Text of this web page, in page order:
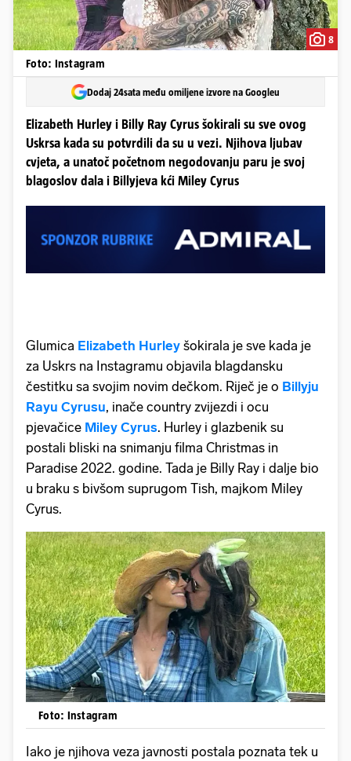
8
Foto: Instagram
Dodaj 24sata među omiljene izvore na Googleu
Elizabeth Hurley i Billy Ray Cyrus šokirali su sve ovog
Uskrsa kada su potvrdili da su u vezi. Njihova ljubav
cvjeta, a unatoč početnom negodovanju paru je svoj
blagoslov dala i Billyjeva kći Miley Cyrus
Glumica Elizabeth Hurley šokirala je sve kada je
za Uskrs na Instagramu objavila blagdansku
čestitku sa svojim novim dečkom. Riječ je o Billyju
Rayu Cyrusu, inače country zvijezdi i ocu
pjevačice Miley Cyrus. Hurley i glazbenik su
postali bliski na snimanju filma Christmas in
Paradise 2022. godine. Tada je Billy Ray i dalje bio
u braku s bivšom suprugom Tish, majkom Miley
Cyrus.
Foto: Instagram
Iako je njihova veza javnosti postala poznata tek u